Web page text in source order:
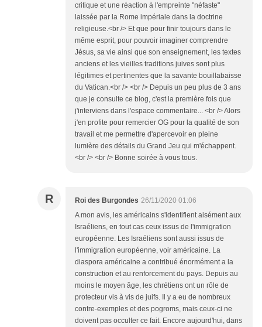
critique et une réaction à l'empreinte "néfaste"
laissée par la Rome impériale dans la doctrine
religieuse.<br /> Et que pour finir toujours dans le
même esprit, pour pouvoir imaginer comprendre
Jésus, sa vie ainsi que son enseignement, les textes
anciens et les vieilles traditions juives sont plus
légitimes et pertinentes que la savante bouillabaisse
du Vatican.<br /> <br /> Depuis un peu plus de 3 ans
que je consulte ce blog, c'est la première fois que
j'interviens dans l'espace commentaire... <br /> Alors
j'en profite pour remercier OG pour la qualité de son
travail et me permettre d'apercevoir en pleine
lumière des détails du Grand Jeu qui m'échappent.
<br /> <br /> Bonne soirée à vous tous.
R Roi des Burgondes 26/11/2020 01:06
A mon avis, les américains s'identifient aisément aux
Israéliens, en tout cas ceux issus de l'immigration
européenne. Les Israéliens sont aussi issus de
l'immigration européenne, voir américaine. La
diaspora américaine a contribué énormément a la
construction et au renforcement du pays. Depuis au
moins le moyen âge, les chrétiens ont un rôle de
protecteur vis à vis de juifs. Il y a eu de nombreux
contre-exemples et des pogroms, mais ceux-ci ne
doivent pas occulter ce fait. Encore aujourd'hui, dans